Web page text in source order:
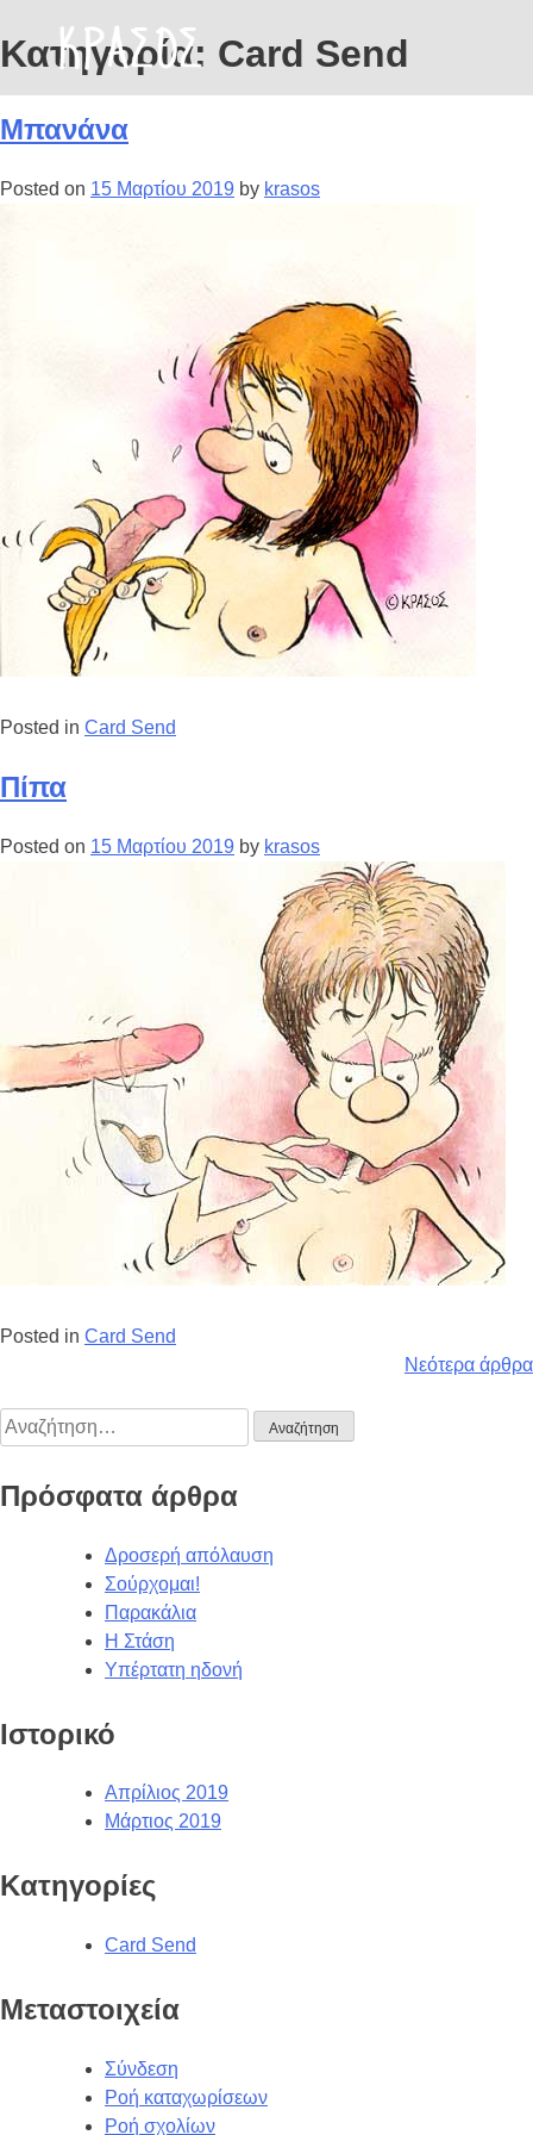
Κατηγορία: Card Send
Μπανάνα
Posted on 15 Μαρτίου 2019 by krasos
Posted in Card Send
Πίπα
Posted on 15 Μαρτίου 2019 by krasos
Posted in Card Send
Νεότερα άρθρα
Πρόσφατα άρθρα
Δροσερή απόλαυση
Σούρχομαι!
Παρακάλια
Η Στάση
Υπέρτατη ηδονή
Ιστορικό
Απρίλιος 2019
Μάρτιος 2019
Kατηγορίες
Card Send
Μεταστοιχεία
Σύνδεση
Ροή καταχωρίσεων
Ροή σχολίων